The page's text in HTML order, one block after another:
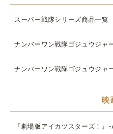
スーパー戦隊シリーズ商品一覧
ナンバーワン戦隊ゴジュウジャ
ナンバーワン戦隊ゴジュウジャ
映
『劇場版アイカツスターズ！